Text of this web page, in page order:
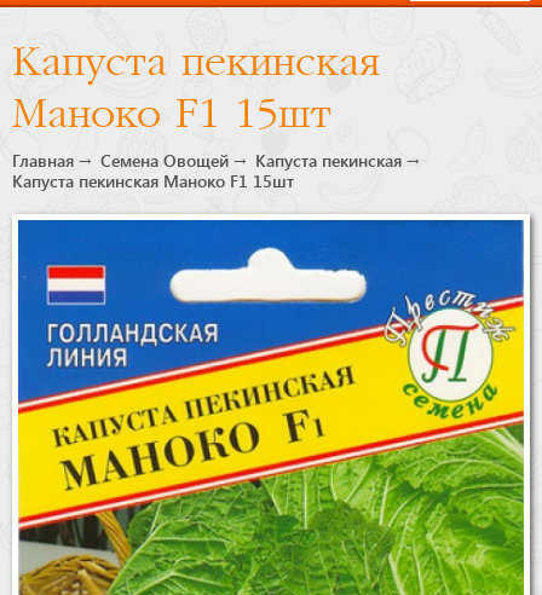
компании
Купить
Доставка
Оптовикам
Капуста пекинская
Маноко F1 15шт
Главная Семена Овощей
Капуста пекинская
Капуста пекинская Маноко F1 15шт